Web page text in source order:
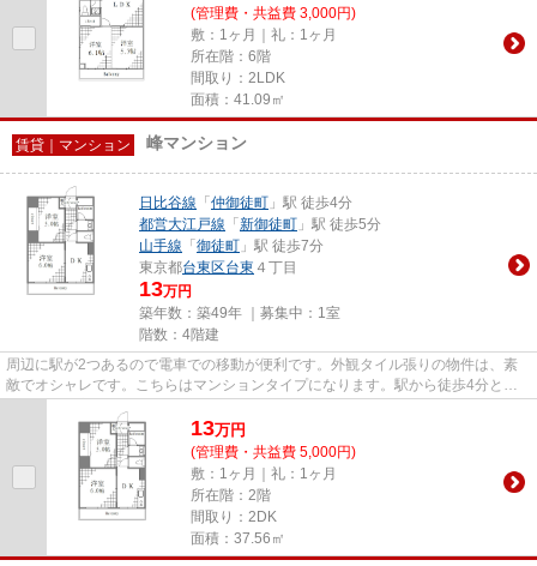
(管理費・共益費 3,000円)
敷：1ヶ月｜礼：1ヶ月
所在階：6階
間取り：2LDK
面積：41.09㎡
賃貸｜マンション 峰マンション
日比谷線 「 仲御徒町 」駅 徒歩4分
都営大江戸線 「 新御徒町 」駅 徒歩5分
山手線 「 御徒町 」駅 徒歩7分
東京都台東区台東 ４丁目
13万円
築年数：築49年 ｜募集中： 1室
階数：4階建
周辺に駅が2つあるので電車での移動が便利です。外観タイル張りの物件は、素
敵でオシャレです。こちらはマンションタイプになります。駅から徒歩4分とい
13万円
(管理費・共益費 5,000円)
敷：1ヶ月｜礼：1ヶ月
所在階：2階
間取り：2DK
面積：37.56㎡